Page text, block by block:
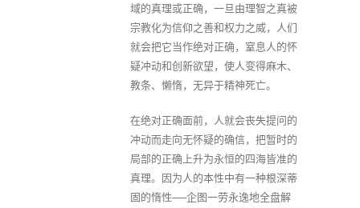
域的真理或正确，一旦由理智之真被
宗教化为信仰之善和权力之威，人们
就会把它当作绝对正确，窒息人的怀
疑冲动和创新欲望，使人变得麻木、
教条、懒惰，无异于精神死亡。
在绝对正确面前，人就会丧失提问的
冲动而走向无怀疑的确信，把暂时的
局部的正确上升为永恒的四海皆准的
真理。因为人的本性中有一种根深蒂
固的惰性──企图一劳永逸地全盘解